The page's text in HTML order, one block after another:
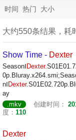
时间 热门 大小
大约550条结果，耗
Show Time - Dexter
SeasonⅠ Dexter
nⅠ Dexter
ay
.mkv
创建时间：
度： 110
Dexter